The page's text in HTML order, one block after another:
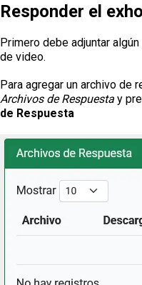
Responder el
Primero debe adjuntar
de video.
Para agregar un archivo de
Archivos de Respuesta y
de Respuesta